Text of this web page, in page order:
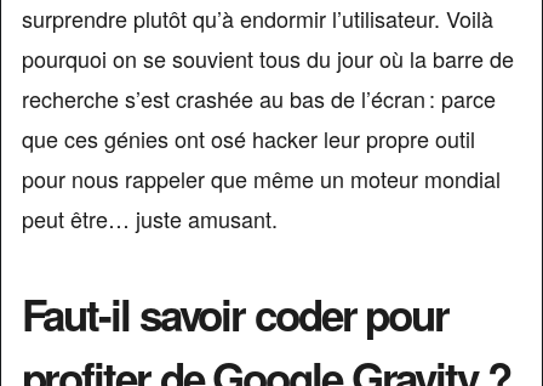
surprendre plutôt qu’à endormir l’utilisateur. Voilà
pourquoi on se souvient tous du jour où la barre de
recherche s’est crashée au bas de l’écran : parce
que ces génies ont osé hacker leur propre outil
pour nous rappeler que même un moteur mondial
peut être… juste amusant.
Faut-il savoir coder pour